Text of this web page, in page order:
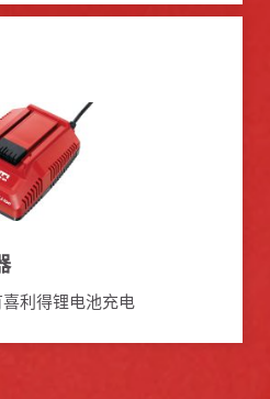
利得锂电池充电